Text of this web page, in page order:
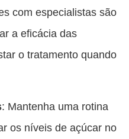
com especialistas são
a eficácia das
o tratamento quando
: Mantenha uma rotina
os níveis de açúcar no